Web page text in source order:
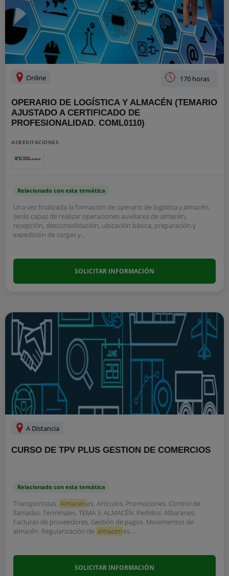
Online 170 horas
OPERARIO DE LOGÍSTICA Y ALMACÉN (TEMARIO
AJUSTADO A CERTIFICADO DE
PROFESIONALIDAD. COML0110)
ACREDITACIONES
Relacionado con esta temática
Una vez finalizada la formación de operario de logística y almacén,
serás capaz de realizar operaciones auxiliares de almacén,
recepción, desconsolidación, ubicación básica, preparación y
expedición de cargas y...
SOLICITAR INFORMACIÓN
A Distancia
CURSO DE TPV PLUS GESTION DE COMERCIOS
Relacionado con esta temática
Transportistas. Almacen es. Artículos. Promociones. Control de
llamadas. Terminales. TEMA 3. ALMACÉN. Pedidos. Albaranes.
Facturas de proveedores. Gestión de pagos. Movimientos de
almacén. Regularización de almacen es....
SOLICITAR INFORMACIÓN